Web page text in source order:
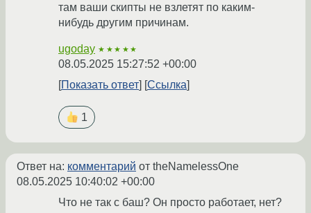
там ваши скипты не взлетят по каким-
нибудь другим причинам.
ugoday ★★★★★
08.05.2025 15:27:52 +00:00
Показать ответ
Ссылка
1
Ответ на: комментарий от theNamelessOne
08.05.2025 10:40:02 +00:00
Что не так с баш? Он просто работает, нет?